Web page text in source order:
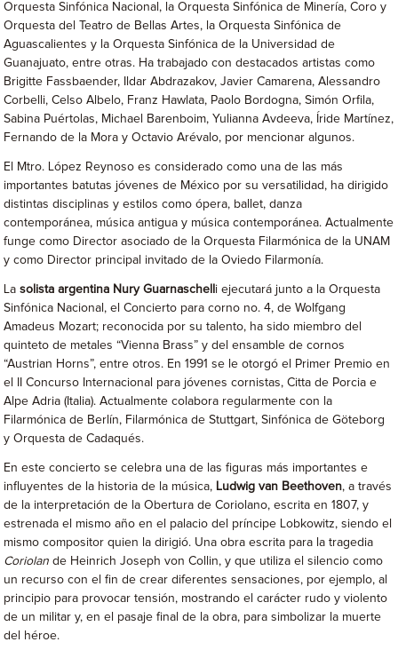
Orquesta Sinfónica Nacional, la Orquesta Sinfónica de Minería, Coro y
Orquesta del Teatro de Bellas Artes, la Orquesta Sinfónica de
Aguascalientes y la Orquesta Sinfónica de la Universidad de
Guanajuato, entre otras. Ha trabajado con destacados artistas como
Brigitte Fassbaender, Ildar Abdrazakov, Javier Camarena, Alessandro
Corbelli, Celso Albelo, Franz Hawlata, Paolo Bordogna, Simón Orfila,
Sabina Puértolas, Michael Barenboim, Yulianna Avdeeva, Íride Martínez,
Fernando de la Mora y Octavio Arévalo, por mencionar algunos.
El Mtro. López Reynoso es considerado como una de las más
importantes batutas jóvenes de México por su versatilidad, ha dirigido
distintas disciplinas y estilos como ópera, ballet, danza
contemporánea, música antigua y música contemporánea. Actualmente
funge como Director asociado de la Orquesta Filarmónica de la UNAM
y como Director principal invitado de la Oviedo Filarmonía.
Lasolista argentina Nury Guarnaschell i ejecutará junto a la Orquesta
Sinfónica Nacional, el Concierto para corno no. 4, de Wolfgang
Amadeus Mozart; reconocida por su talento, ha sido miembro del
quinteto de metales “Vienna Brass” y del ensamble de cornos
“Austrian Horns”, entre otros. En 1991 se le otorgó el Primer Premio en
el II Concurso Internacional para jóvenes cornistas, Citta de Porcia e
Alpe Adria (Italia). Actualmente colabora regularmente con la
Filarmónica de Berlín, Filarmónica de Stuttgart, Sinfónica de Göteborg
y Orquesta de Cadaqués.
En este concierto se celebra una de las figuras más importantes e
influyentes de la historia de la música, Ludwig van Beethoven, a través
de la interpretación de la Obertura de Coriolano, escrita en 1807, y
estrenada el mismo año en el palacio del príncipe Lobkowitz, siendo el
mismo compositor quien la dirigió. Una obra escrita para la tragedia
Coriolan de Heinrich Joseph von Collin, y que utiliza el silencio como
un recurso con el fin de crear diferentes sensaciones, por ejemplo, al
principio para provocar tensión, mostrando el carácter rudo y violento
de un militar y, en el pasaje final de la obra, para simbolizar la muerte
del héroe.